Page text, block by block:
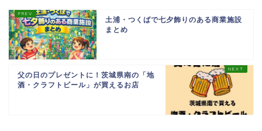
土浦・つくばで七夕飾りのある商業施設
まとめ
父の日のプレゼントに！茨城県南の「地
酒・クラフトビール」が買えるお店